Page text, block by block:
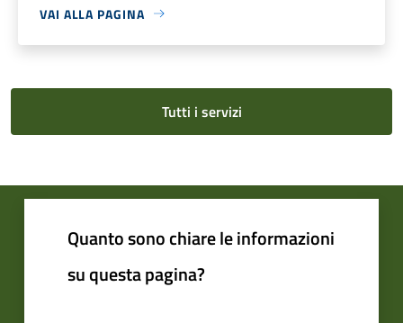
VAI ALLA PAGINA
Tutti i servizi
Quanto sono chiare le informazioni
su questa pagina?